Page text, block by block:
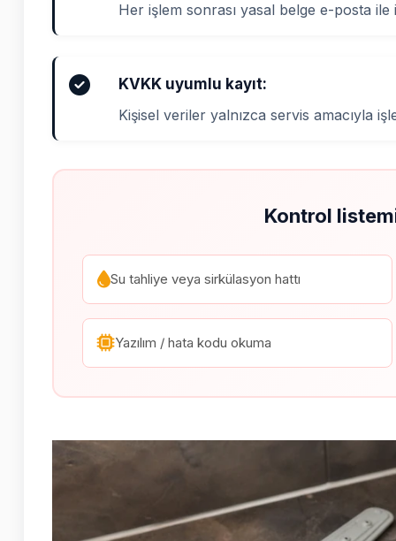
Her işlem sonrası yasal belge e-posta ile
KVKK uyumlu kayıt:
Kişisel veriler yalnızca servis amacıyla
Kontrol
Su tahliye veya sirkülasyon hattı
Yazılım / hata kodu okuma